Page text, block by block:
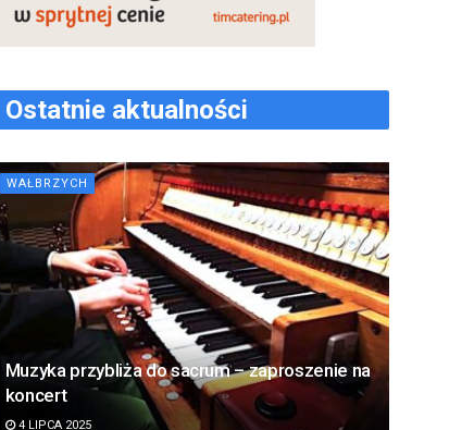
Ostatnie aktualności
WAŁBRZYCH
Muzyka przybliża do sacrum – zaproszenie na
koncert
4 LIPCA 2025